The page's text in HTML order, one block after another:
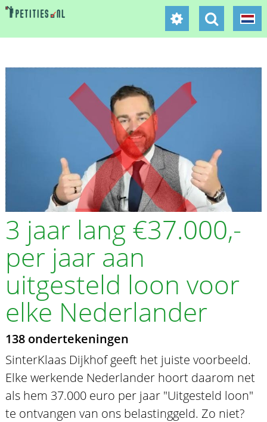
3 jaar lang €37.000,-
per jaar aan
uitgesteld loon voor
elke Nederlander
138 ondertekeningen
SinterKlaas Dijkhof geeft het juiste voorbeeld.
Elke werkende Nederlander hoort daarom net
als hem 37.000 euro per jaar "Uitgesteld loon"
te ontvangen van ons belastinggeld. Zo niet?